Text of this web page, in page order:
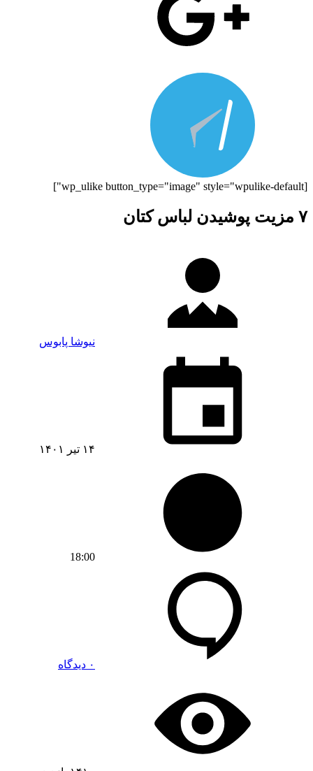
[wp_ulike button_type="image" style="wpulike-default"]
۷ مزیت پوشیدن لباس کتان
نیوشا پابوس
۱۴ تیر ۱۴۰۱
18:00
۰ دیدگاه